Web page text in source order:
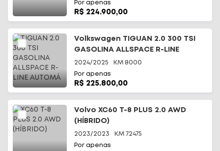
Por apenas
R$ 224.900,00
Volkswagen TIGUAN 2.0 300 TSI
GASOLINA ALLSPACE R-LINE
AUTOMÁ
2024/2025 KM 8000
Por apenas
R$ 225.800,00
Volvo XC60 T-8 PLUS 2.0 AWD
(HÍBRIDO)
2023/2023 KM 72475
Por apenas